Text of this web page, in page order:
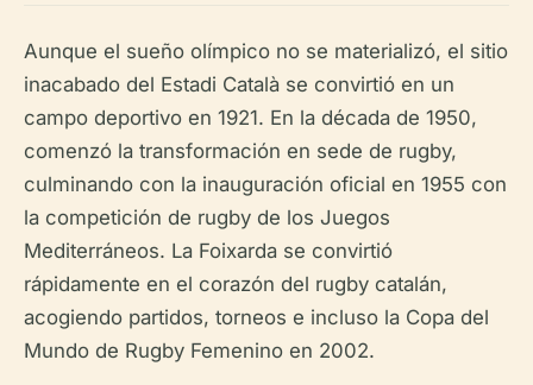
Aunque el sueño olímpico no se materializó, el sitio
inacabado del Estadi Català se convirtió en un
campo deportivo en 1921. En la década de 1950,
comenzó la transformación en sede de rugby,
culminando con la inauguración oficial en 1955 con
la competición de rugby de los Juegos
Mediterráneos. La Foixarda se convirtió
rápidamente en el corazón del rugby catalán,
acogiendo partidos, torneos e incluso la Copa del
Mundo de Rugby Femenino en 2002.